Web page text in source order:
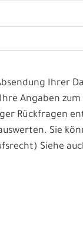
Ihrer
Angaben
Rückfragen
Sie
Siehe